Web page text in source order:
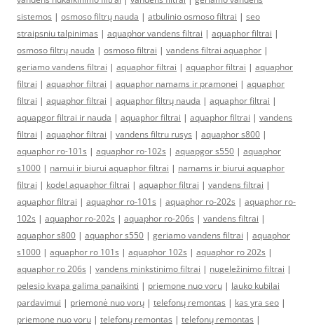
sistemos | osmoso filtrų nauda | atbulinio osmoso filtrai | seo
straipsniu talpinimas | aquaphor vandens filtrai | aquaphor filtrai |
osmoso filtrų nauda | osmoso filtrai | vandens filtrai aquaphor |
geriamo vandens filtrai | aquaphor filtrai | aquaphor filtrai | aquaphor
filtrai | aquaphor filtrai | aquaphor namams ir pramonei | aquaphor
filtrai | aquaphor filtrai | aquaphor filtrų nauda | aquaphor filtrai |
aquapgor filtrai ir nauda | aquaphor filtrai | aquaphor filtrai | vandens
filtrai | aquaphor filtrai | vandens filtru rusys | aquaphor s800 |
aquaphor ro-101s | aquaphor ro-102s | aquapgor s550 | aquaphor
s1000 | namui ir biurui aquaphor filtrai | namams ir biurui aquaphor
filtrai | kodel aquaphor filtrai | aquaphor filtrai | vandens filtrai |
aquaphor filtrai | aquaphor ro-101s | aquaphor ro-202s | aquaphor ro-
102s | aquaphor ro-202s | aquaphor ro-206s | vandens filtrai |
aquaphor s800 | aquaphor s550 | geriamo vandens filtrai | aquaphor
s1000 | aquaphor ro 101s | aquaphor 102s | aquaphor ro 202s |
aquaphor ro 206s | vandens minkstinimo filtrai | nugeležinimo filtrai |
pelesio kvapa galima panaikinti | priemone nuo voru | lauko kubilai
pardavimui | priemonė nuo vorų | telefonų remontas | kas yra seo |
priemone nuo voru | telefonų remontas | telefonų remontas |